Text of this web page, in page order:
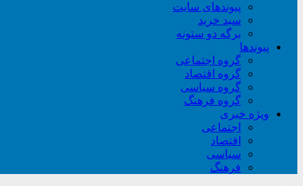
پیوندهای سایت
سبد خريد
برگه دو ستونه
پیوندها
گروه اجتماعی
گروه اقتصاد
گروه سیاسی
گروه فرهنگ
ویژه خبری
اجتماعی
اقتصاد
سیاسی
فرهنگ